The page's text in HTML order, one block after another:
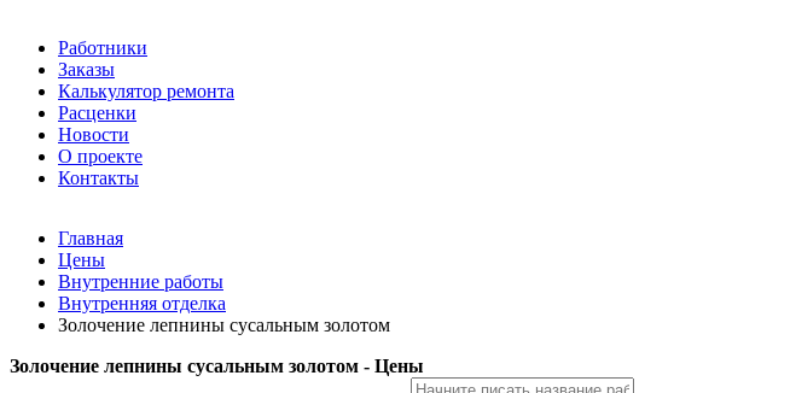
Работники
Заказы
Калькулятор ремонта
Расценки
Новости
О проекте
Контакты
Главная
Цены
Внутренние работы
Внутренняя отделка
Золочение лепнины сусальным золотом
Золочение лепнины сусальным золотом - Цены